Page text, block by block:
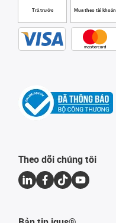
Trả trước Mua theo tài khoản
Theo dõi chúng tôi